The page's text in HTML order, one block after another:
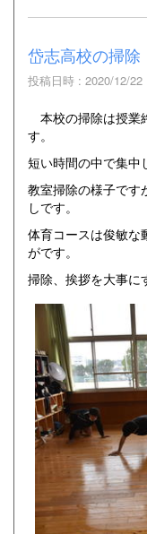
岱志高校の掃除
投稿日時 : 2020/12/22
本校の掃除は授業
す。
短い時間の中で集中
教室掃除の様子です
しです。
体育コースは俊敏な
がです。
掃除、挨拶を大事に